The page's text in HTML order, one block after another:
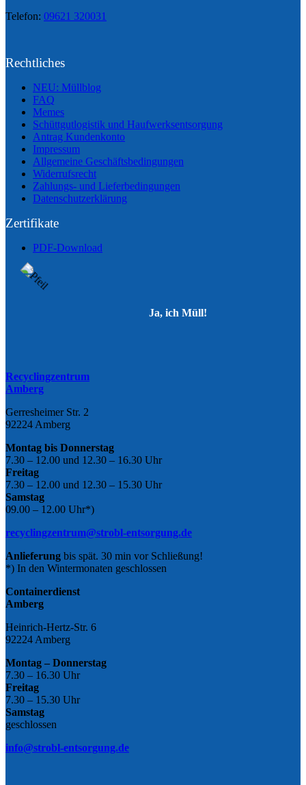
Telefon: 09621 320031
Rechtliches
NEU: Müllblog
FAQ
Memes
Schüttgutlogistik und Haufwerksentsorgung
Antrag Kundenkonto
Impressum
Allgemeine Geschäftsbedingungen
Widerrufsrecht
Zahlungs- und Lieferbedingungen
Datenschutzerklärung
Zertifikate
PDF-Download
Ja, ich Müll!
Recyclingzentrum
Amberg
Gerresheimer Str. 2
92224 Amberg
Montag bis Donnerstag
7.30 – 12.00 und 12.30 – 16.30 Uhr
Freitag
7.30 – 12.00 und 12.30 – 15.30 Uhr
Samstag
09.00 – 12.00 Uhr*)
recyclingzentrum@strobl-entsorgung.de
Anlieferung bis spät. 30 min vor Schließung!
*) In den Wintermonaten geschlossen
Containerdienst
Amberg
Heinrich-Hertz-Str. 6
92224 Amberg
Montag – Donnerstag
7.30 – 16.30 Uhr
Freitag
7.30 – 15.30 Uhr
Samstag
geschlossen
info@strobl-entsorgung.de